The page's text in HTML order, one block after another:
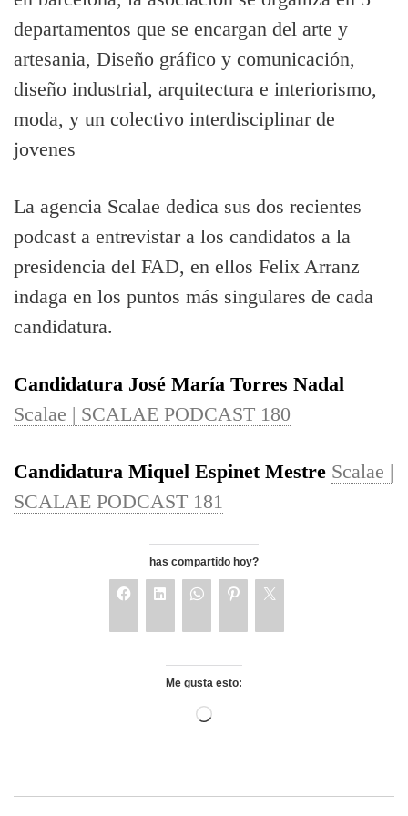
departamentos que se encargan del arte y
artesania, Diseño gráfico y comunicación,
diseño industrial, arquitectura e interiorismo,
moda, y un colectivo interdisciplinar de
jovenes
La agencia Scalae dedica sus dos recientes
podcast a entrevistar a los candidatos a la
presidencia del FAD, en ellos Felix Arranz
indaga en los puntos más singulares de cada
candidatura.
Candidatura José Marí­a Torres Nadal
Scalae | SCALAE PODCAST 180
Candidatura Miquel Espinet Mestre Scalae |
SCALAE PODCAST 181
has compartido hoy?
Me gusta esto: